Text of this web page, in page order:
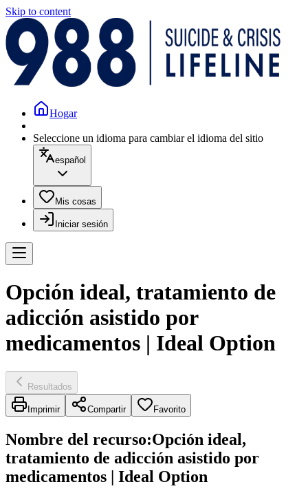
Skip to content
Hogar
Seleccione un idioma para cambiar el idioma del sitio
español
Mis cosas
Iniciar sesión
Opción ideal, tratamiento de
adicción asistido por
medicamentos | Ideal Option
Resultados
Imprimir Compartir Favorito
Nombre del recurso:Opción ideal,
tratamiento de adicción asistido por
medicamentos | Ideal Option